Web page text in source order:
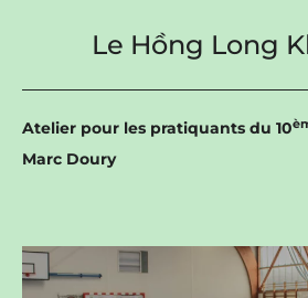
Le Hồng Long
Atelier pour les pratiquants du 10
Marc Doury